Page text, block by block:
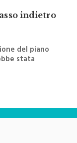
indietro
del piano
stata